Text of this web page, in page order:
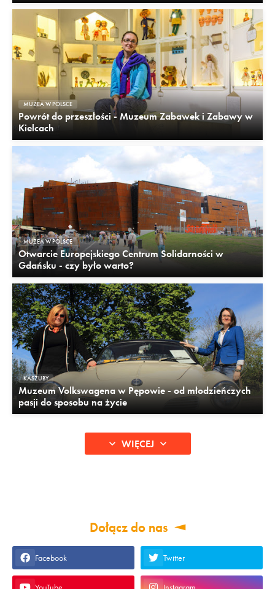
MUZEA W POLSCE
Powrót do przeszłości - Muzeum Zabawek i Zabawy w
Kielcach
MUZEA W POLSCE
Otwarcie Europejskiego Centrum Solidarności w
Gdańsku - czy było warto?
KASZUBY
Muzeum Volkswagena w Pępowie - od młodzieńczych
pasji do sposobu na życie
WIĘCEJ
Dołącz do nas
Facebook Twitter